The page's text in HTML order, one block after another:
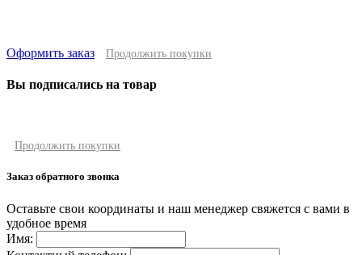
Оформить заказ Продолжить покупки
Вы подписались на товар
Продолжить покупки
Заказ обратного звонка
Оставьте свои координаты и наш менеджер свяжется с вами в
удобное время
Имя: